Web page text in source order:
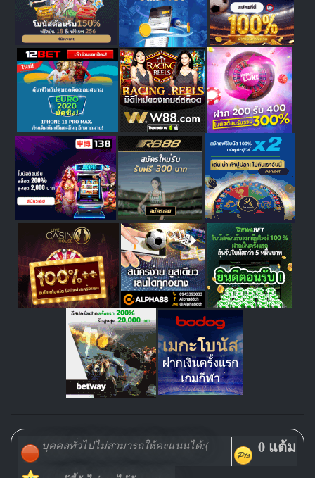
บุคคลทั่วไปไม่สามารถให้คะแนนได้:( 0 แต้ม